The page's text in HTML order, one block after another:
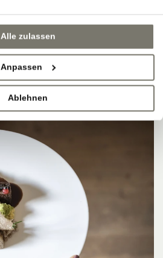
Alle zulassen
Anpassen
Ablehnen